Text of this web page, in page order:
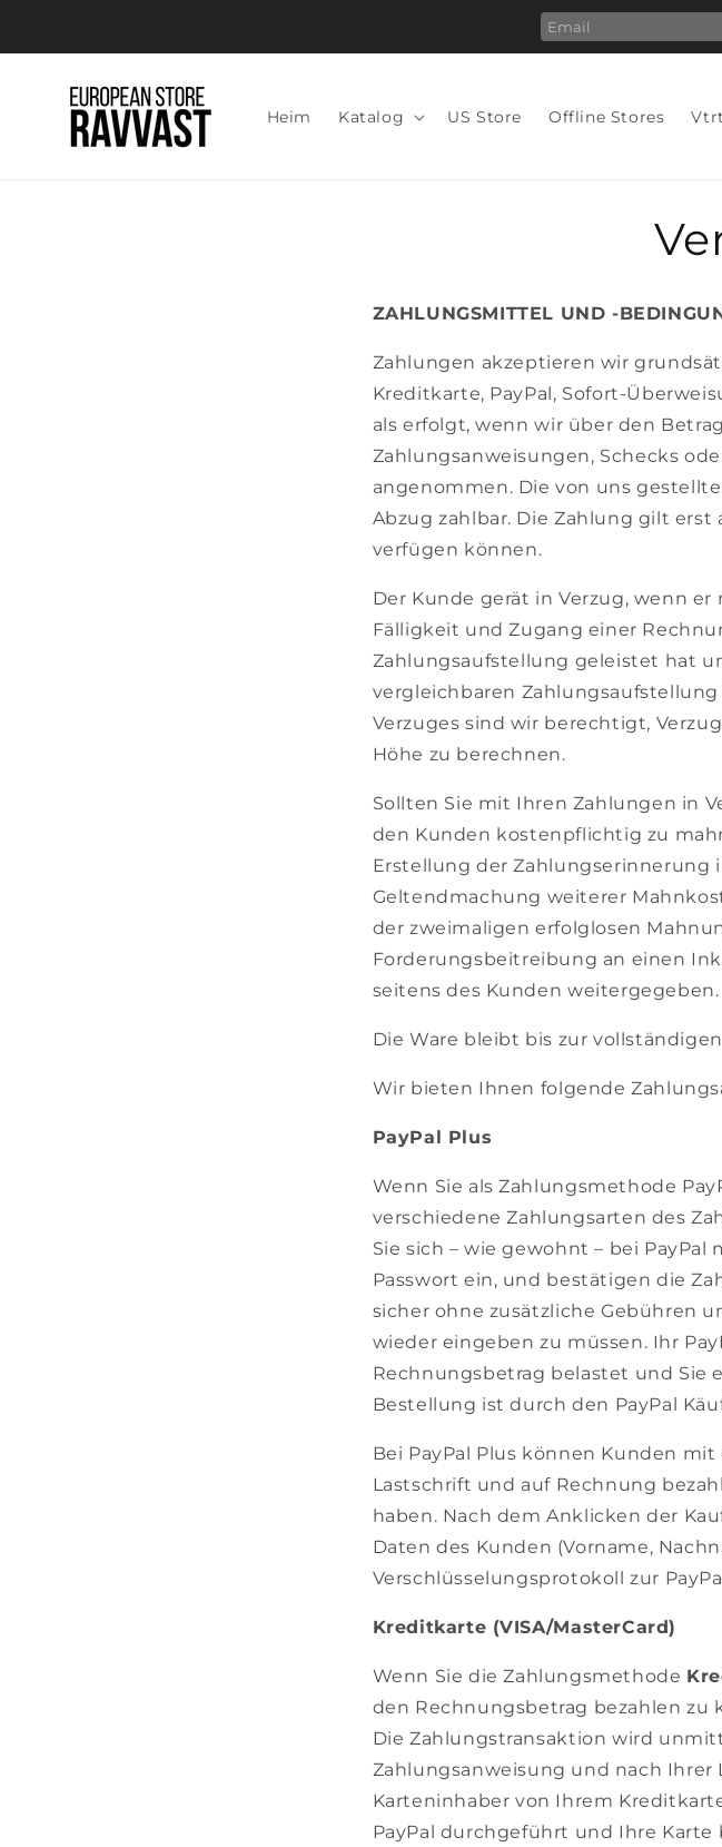
Direkt
Inhalt
Heim Katalog US Store Offline Stores
ZAHLUNGSMITTEL UND -
Zahlungen akzeptieren wir
Kreditkarte, PayPal, Sofort-
als erfolgt, wenn wir über den
Zahlungsanweisungen, Schecks
angenommen. Die von uns
Abzug zahlbar. Die Zahlung gilt
verfügen können.
Der Kunde gerät in Verzug, wenn
Fälligkeit und Zugang einer
Zahlungsaufstellung geleistet hat
vergleichbaren
Verzuges sind wir berechtigt,
Höhe zu berechnen.
Sollten Sie mit Ihren Zahlungen in
den Kunden kostenpflichtig zu
Erstellung der Zahlungserinnerung
Geltendmachung weiterer
der zweimaligen erfolglosen
Forderungsbeitreibung an einen
seitens des Kunden weitergegeben.
Die Ware bleibt bis zur
Wir bieten Ihnen folgende
PayPal Plus
Wenn Sie als Zahlungsmethode
verschiedene Zahlungsarten des
Sie sich – wie gewohnt – bei
Passwort ein, und bestätigen die
sicher ohne zusätzliche Gebühren
wieder eingeben zu müssen. Ihr
Rechnungsbetrag belastet und Sie
Bestellung ist durch den PayPal
Bei PayPal Plus können Kunden
Lastschrift und auf Rechnung
haben. Nach dem Anklicken der
Daten des Kunden (Vorname,
Verschlüsselungsprotokoll zur
Kreditkarte (VISA/MasterCard)
Wenn Sie die Zahlungsmethode
den Rechnungsbetrag bezahlen zu
Die Zahlungstransaktion wird
Zahlungsanweisung und nach
Karteninhaber von Ihrem
PayPal durchgeführt und Ihre Karte